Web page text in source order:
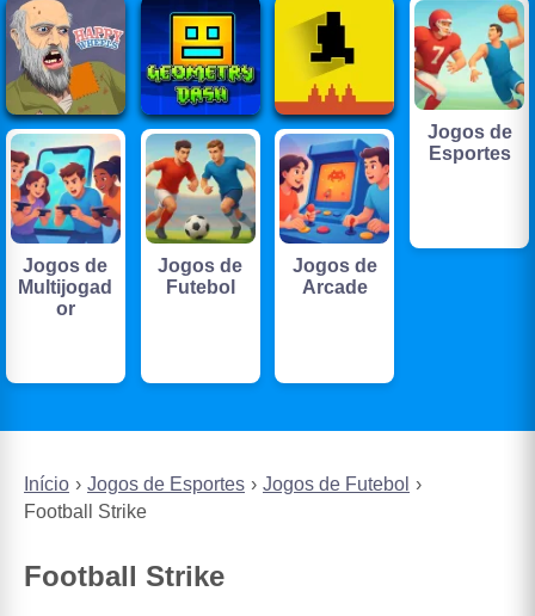
Início Jogos de Esportes
Jogos de Futebol
Football Strike
Football Strike
Jogos de
Esportes
Jogos de
Multijogad
or
Jogos de
Futebol
Jogos de
Arcade